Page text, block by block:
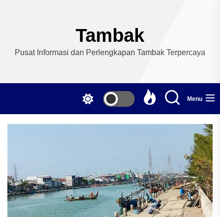
Tambak
Pusat Informasi dan Perlengkapan Tambak Terpercaya
Menu